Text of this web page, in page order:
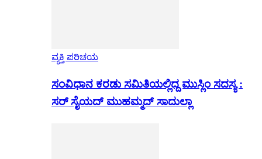
ವ್ಯಕ್ತಿ ಪರಿಚಯ
ಸಂವಿಧಾನ ಕರಡು ಸಮಿತಿಯಲ್ಲಿದ್ದ ಮುಸ್ಲಿಂ ಸದಸ್ಯ :
ಸರ್ ಸೈಯದ್ ಮುಹಮ್ಮದ್ ಸಾದುಲ್ಲಾ